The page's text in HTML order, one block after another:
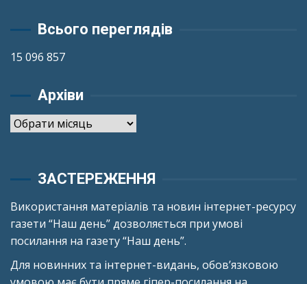
Всього переглядів
15 096 857
Архіви
Архіви
ЗАСТЕРЕЖЕННЯ
Використання матеріалів та новин інтернет-ресурсу
газети “Наш день” дозволяється при умові
посилання на газету “Наш день”.
Для новинних та інтернет-видань, обов’язковою